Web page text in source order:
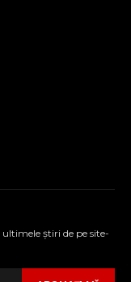
ştiri de pe site-